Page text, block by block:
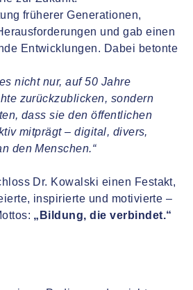
früherer Generationen,
und gab einen
Entwicklungen. Dabei betonte
nicht nur, auf 50 Jahre
zurückzublicken, sondern
dass sie den öffentlichen
mitprägt – digital, divers,
den Menschen.“
Dr. Kowalski einen Festakt,
inspirierte und motivierte –
„Bildung, die verbindet.“